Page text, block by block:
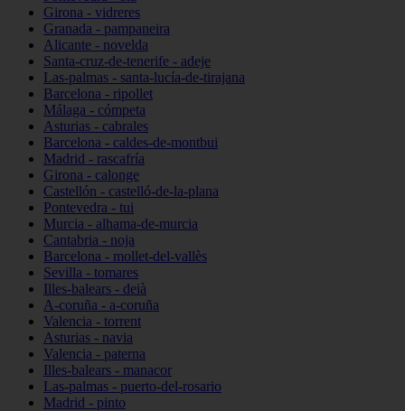
Girona - vidreres
Granada - pampaneira
Alicante - novelda
Santa-cruz-de-tenerife - adeje
Las-palmas - santa-lucía-de-tirajana
Barcelona - ripollet
Málaga - cómpeta
Asturias - cabrales
Barcelona - caldes-de-montbui
Madrid - rascafría
Girona - calonge
Castellón - castelló-de-la-plana
Pontevedra - tui
Murcia - alhama-de-murcia
Cantabria - noja
Barcelona - mollet-del-vallès
Sevilla - tomares
Illes-balears - deià
A-coruña - a-coruña
Valencia - torrent
Asturias - navia
Valencia - paterna
Illes-balears - manacor
Las-palmas - puerto-del-rosario
Madrid - pinto